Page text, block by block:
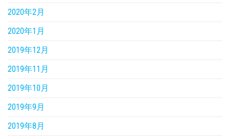
2020年2月
2020年1月
2019年12月
2019年11月
2019年10月
2019年9月
2019年8月